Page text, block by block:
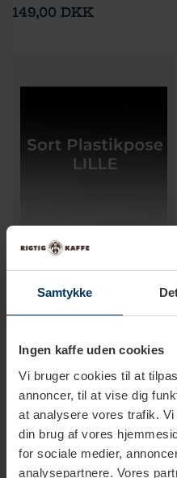
Samtykke
Ingen kaffe uden cookies
Vi bruger cookies til at
annoncer, til at vise dig
at analysere vores trafik.
din brug af vores
for sociale medier,
analysepartnere. Vores
149,00 DKK
Pose LILLE
10,00 DKK
Fragt